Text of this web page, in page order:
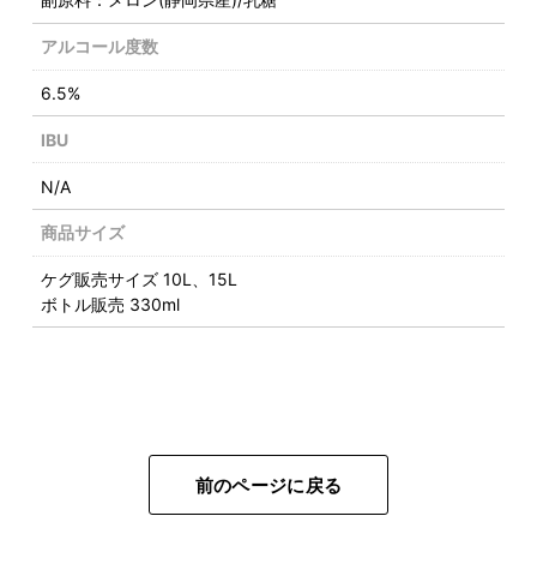
アルコール度数
6.5%
IBU
N/A
商品サイズ
ケグ販売サイズ 10L、15L
ボトル販売 330ml
前のページに戻る